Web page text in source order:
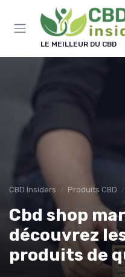
LE MEILLEUR DU CBD
CBD Insiders Produits CBD
Cbd shop
découvrez
produits de
Panneau de gestion des